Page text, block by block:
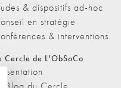
& dispositifs ad-hoc
en stratégie
& interventions
Cercle de L'ObSoCo
Présentation